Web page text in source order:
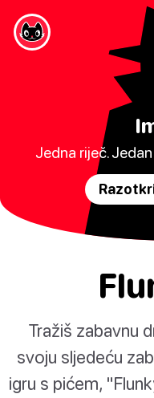
Jedna riječ.
Tražiš zabavnu
svoju sljedeću
igru s pićem,